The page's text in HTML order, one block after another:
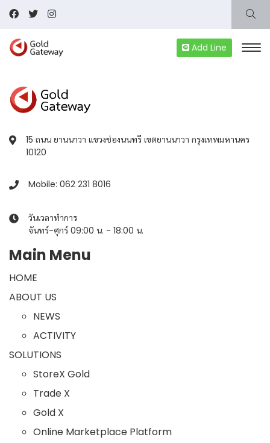
Add Line
15 ถนน ยานนาวา แขวงช่องนนทรี เขตยานนาวา กรุงเทพมหานคร
10120
Mobile: 062 231 8016
วันเวลาทำการ
จันทร์-ศุกร์ 09:00 น. - 18:00 น.
Main Menu
HOME
ABOUT US
NEWS
ACTIVITY
SOLUTIONS
StoreX Gold
Trade X
Gold X
Online Marketplace Platform